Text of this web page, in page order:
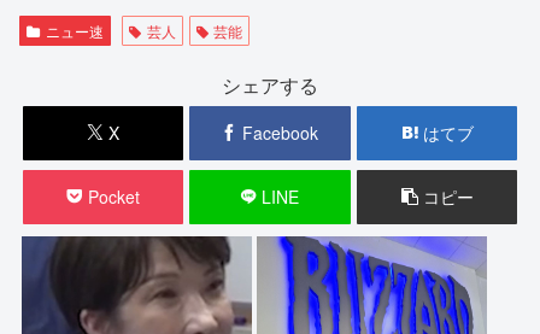
ニュー速 芸人 芸能
シェアする
X Facebook はてブ
Pocket LINE コピー